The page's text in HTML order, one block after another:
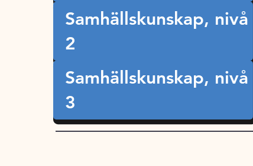
Samhällskunskap, nivå
2
Samhällskunskap, nivå
3